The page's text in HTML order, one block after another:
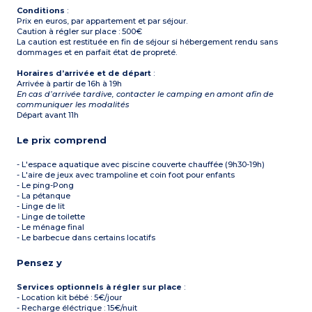
Wifi
Terrasse avec stable et
banc, parasol et bains
finlandais
À noter :
- Linge de toilette inclus
- Ménage de fin de séjour
inclus
Conditions :
Prix en euros, par appartement et par séjour.
Caution à régler sur place : 500€
La caution est restituée en fin de séjour si hébergement rendu sans
dommages et en parfait état de propreté.
Horaires d’arrivée et de départ :
Arrivée à partir de 16h à 19h
En cas d’arrivée tardive, contacter le camping en amont afin de
communiquer les modalités
Départ avant 11h
Le prix comprend
- L'espace aquatique avec piscine couverte chauffée (9h30-19h)
- L'aire de jeux avec trampoline et coin foot pour enfants
- Le ping-Pong
- La pétanque
- Linge de lit
- Linge de toilette
- Le ménage final
- Le barbecue dans certains locatifs
Pensez y
Services optionnels à régler sur place :
- Location kit bébé : 5€/jour
- Recharge éléctrique : 15€/nuit